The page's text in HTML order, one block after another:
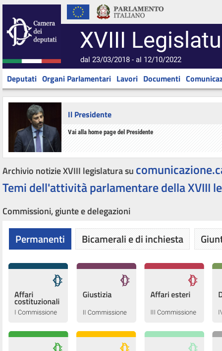
XVIII
dal 23/03/2018 - al 12/10/2022
Deputati Organi Parlamentari Lavori Documenti
Il Presidente
Vai alla home page del Presidente
Archivio notizie XVIII legislatura su
Temi dell'attività parlamentare della XVIII
Commissioni, giunte e delegazioni
Permanenti Bicamerali e di inchiesta